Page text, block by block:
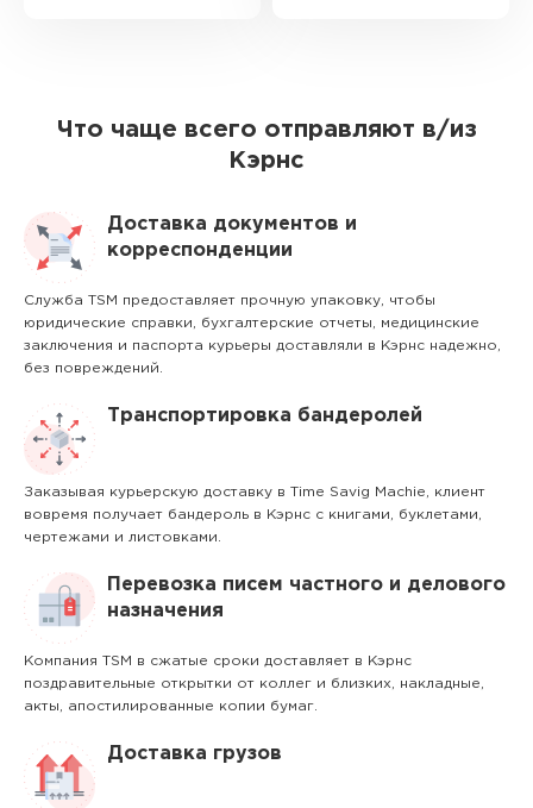
Что чаще всего отправляют в/из
Кэрнс
Доставка документов и
корреспонденции
Служба TSM предоставляет прочную упаковку, чтобы
юридические справки, бухгалтерские отчеты, медицинские
заключения и паспорта курьеры доставляли в Кэрнс надежно,
без повреждений.
Транспортировка бандеролей
Заказывая курьерскую доставку в Time Savig Machie, клиент
вовремя получает бандероль в Кэрнс с книгами, буклетами,
чертежами и листовками.
Перевозка писем частного и делового
назначения
Компания TSM в сжатые сроки доставляет в Кэрнс
поздравительные открытки от коллег и близких, накладные,
акты, апостилированные копии бумаг.
Доставка грузов